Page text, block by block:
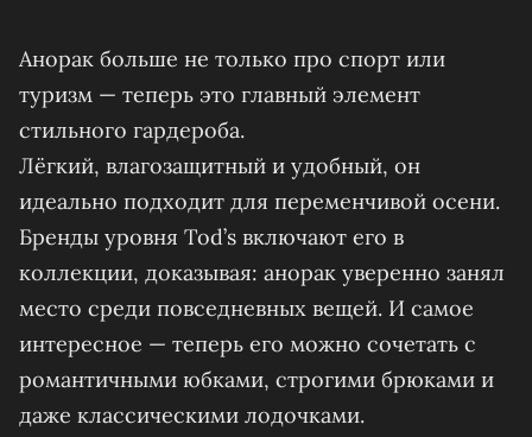
Анорак больше не только про спорт или
туризм — теперь это главный элемент
стильного гардероба.
Лёгкий, влагозащитный и удобный, он
идеально подходит для переменчивой осени.
Бренды уровня Tod’s включают его в
коллекции, доказывая: анорак уверенно занял
место среди повседневных вещей. И самое
интересное — теперь его можно сочетать с
романтичными юбками, строгими брюками и
даже классическими лодочками.